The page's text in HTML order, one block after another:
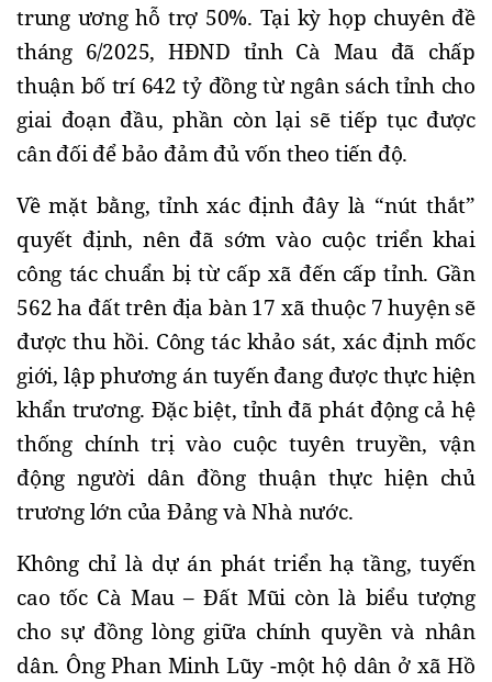
trung ương hỗ trợ 50%. Tại kỳ họp chuyên đề
tháng 6/2025, HĐND tỉnh Cà Mau đã chấp
thuận bố trí 642 tỷ đồng từ ngân sách tỉnh cho
giai đoạn đầu, phần còn lại sẽ tiếp tục được
cân đối để bảo đảm đủ vốn theo tiến độ.
Về mặt bằng, tỉnh xác định đây là “nút thắt”
quyết định, nên đã sớm vào cuộc triển khai
công tác chuẩn bị từ cấp xã đến cấp tỉnh. Gần
562 ha đất trên địa bàn 17 xã thuộc 7 huyện sẽ
được thu hồi. Công tác khảo sát, xác định mốc
giới, lập phương án tuyến đang được thực hiện
khẩn trương. Đặc biệt, tỉnh đã phát động cả hệ
thống chính trị vào cuộc tuyên truyền, vận
động người dân đồng thuận thực hiện chủ
trương lớn của Đảng và Nhà nước.
Không chỉ là dự án phát triển hạ tầng, tuyến
cao tốc Cà Mau – Đất Mũi còn là biểu tượng
cho sự đồng lòng giữa chính quyền và nhân
dân. Ông Phan Minh Lũy -một hộ dân ở xã Hồ